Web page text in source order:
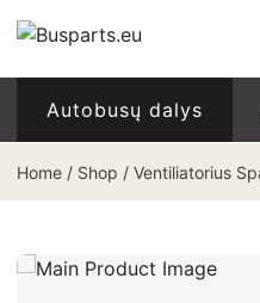
Autobusų dalys
Home / Shop / Ventiliatorius